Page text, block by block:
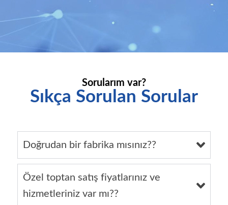
Sorularım var?
Sıkça Sorulan Sorular
Doğrudan bir fabrika mısınız??
Özel toptan satış fiyatlarınız ve
hizmetleriniz var mı??